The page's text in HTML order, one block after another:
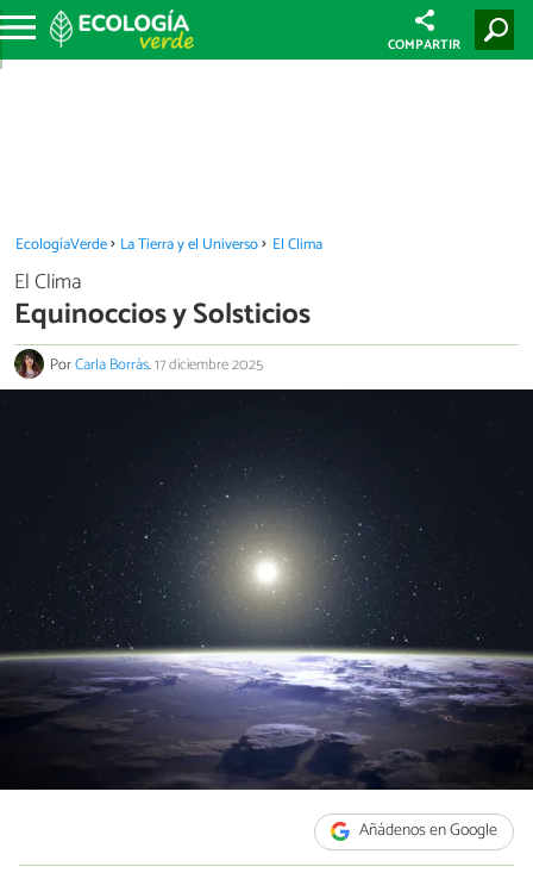
COMPARTIR
EcologíaVerde La Tierra y el Universo El Clima
El Clima
Equinoccios y Solsticios
PorCarla Borràs.17 diciembre 2025
Añádenos en Google